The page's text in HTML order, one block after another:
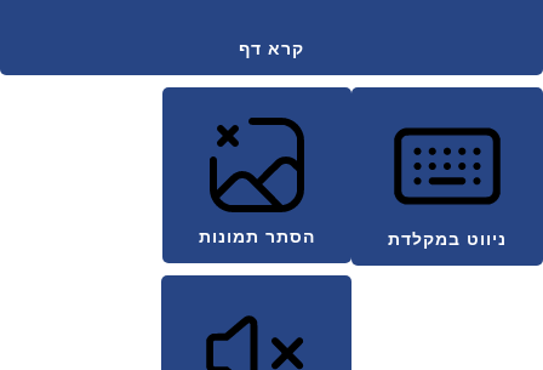
קרא דף
ניווט במקלדת הסתר תמונות